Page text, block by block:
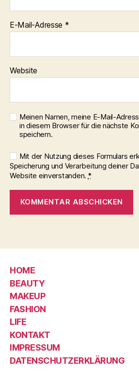
E-Mail-Adresse *
Website
Meinen Namen, meine E-Mail-
in diesem Browser für die nächste
speichern.
Mit der Nutzung dieses Formulars
Speicherung und Verarbeitung deiner
Website einverstanden. *
HOME
BEAUTY
MAKEUP
FASHION
LIFE
KONTAKT
IMPRESSUM
DATENSCHUTZERKLÄRUNG